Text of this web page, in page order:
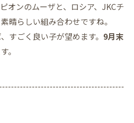
オンのムーザと、ロシア、JKCチ
晴らしい組み合わせですね。
すごく良い子が望めます。 9月末
。